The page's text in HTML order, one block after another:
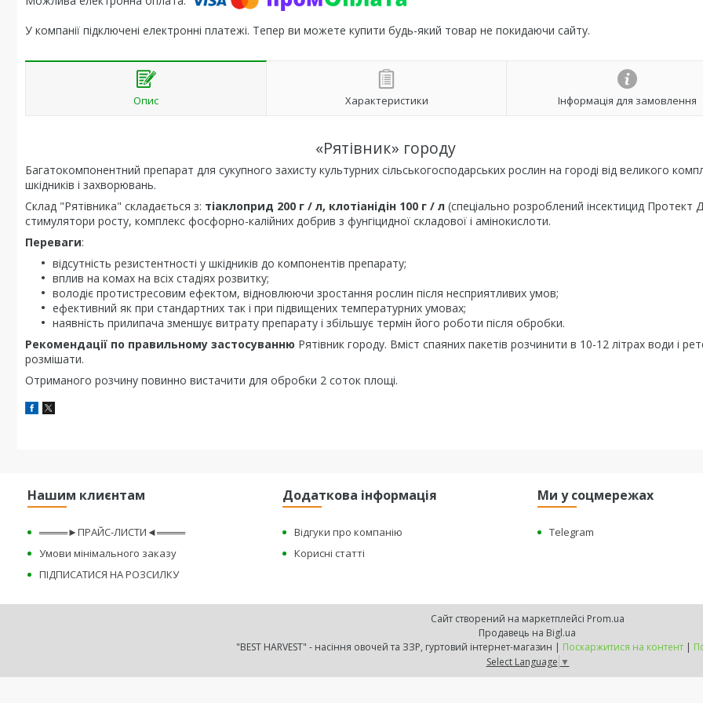
У компанії підключені електронні платежі. Тепер ви можете купити будь-який товар не покидаючи сайту.
Опис Характеристики Інформація для замовлення
«Рятівник» городу
Багатокомпонентний препарат для сукупного захисту культурних сільськогосподарських рослин на городі від великого
шкідників і захворювань.
Склад "Рятівника" складається з: тіаклоприд 200 г / л, клотіанідін 100 г / л (спеціально розроблений інсектицид Протект
стимулятори росту, комплекс фосфорно-калійних добрив з фунгіцидної складової і амінокислоти.
Переваги:
відсутність резистентності у шкідників до компонентів препарату;
вплив на комах на всіх стадіях розвитку;
володіє протистресовим ефектом, відновлюючи зростання рослин після несприятливих умов;
ефективний як при стандартних так і при підвищених температурних умовах;
наявність прилипача зменшує витрату препарату і збільшує термін його роботи після обробки.
Рекомендації по правильному застосуванню Рятівник городу. Вміст спаяних пакетів розчинити в 10-12 літрах води і
розмішати.
Отриманого розчину повинно вистачити для обробки 2 соток площі.
Нашим клиєнтам
════►ПРАЙС-ЛИСТИ◄════
Умови мінімального заказу
ПІДПИСАТИСЯ НА РОЗСИЛКУ
Додаткова інформація
Відгуки про компанію
Корисні статті
Ми у соцмережах
Telegram
Сайт створений на маркетплейсі Prom.ua
Продавець на Bigl.ua
"BEST HARVEST" - насіння овочей та ЗЗР, гуртовий інтернет-магазин | Поскаржитися на контент |
Select Language ▼